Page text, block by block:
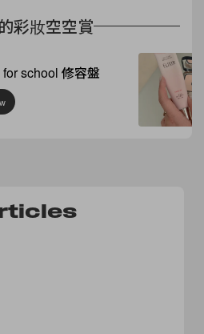
彩妝空空賞
school 修容盤